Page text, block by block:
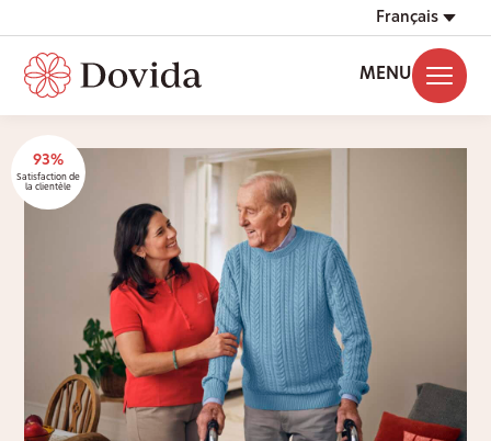
Français
MENU
93%
Satisfaction de
la clientèle